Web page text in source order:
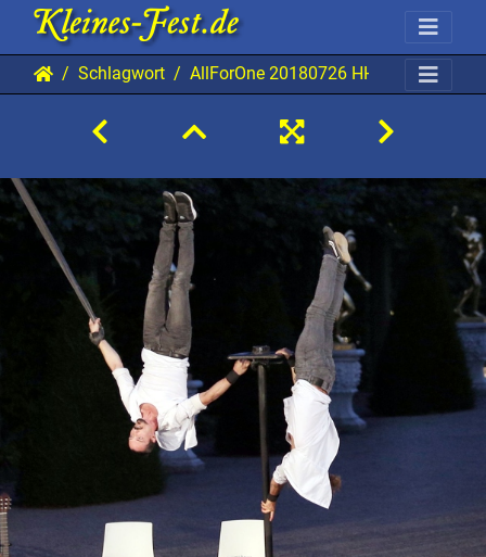
Schlagwort AllForOne 20180726 HH AKu 1345